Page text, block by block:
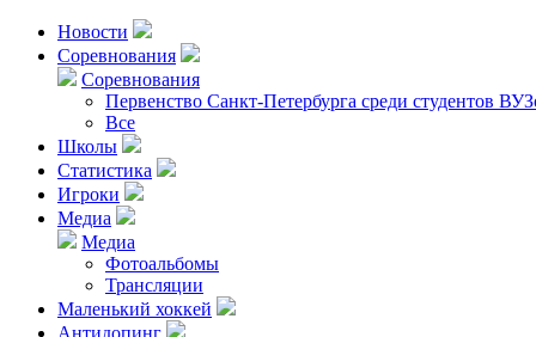
Новости
Соревнования
Соревнования
Первенство Санкт-Петербурга среди студентов
Все
Школы
Статистика
Игроки
Медиа
Медиа
Фотоальбомы
Трансляции
Маленький хоккей
Антидопинг